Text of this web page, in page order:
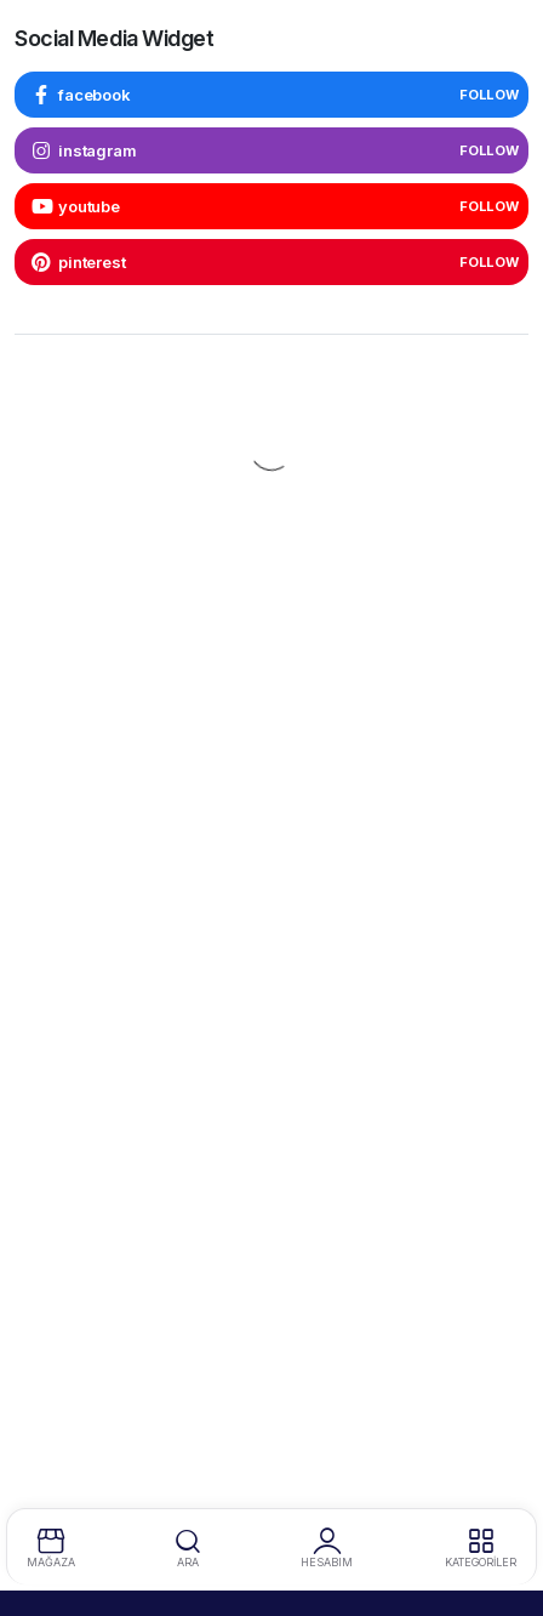
Social Media Widget
facebook FOLLOW
instagram FOLLOW
youtube FOLLOW
pinterest FOLLOW
MAĞAZA ARA HESABIM KATEGORİLER